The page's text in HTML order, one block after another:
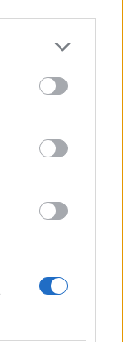
και σε
of the…